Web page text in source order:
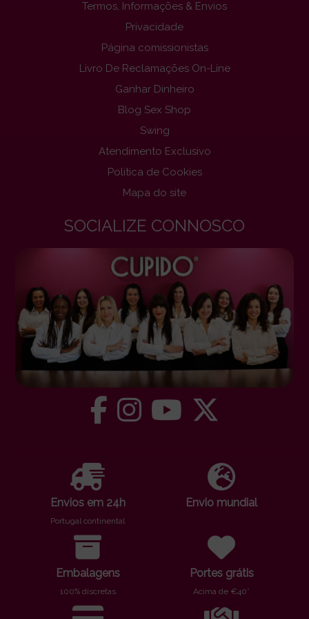
Termos, Informações & Envios
Privacidade
Página comissionistas
Livro De Reclamações On-Line
Ganhar Dinheiro
Blog Sex Shop
Swing
Atendimento Exclusivo
Politica de Cookies
Mapa do site
SOCIALIZE CONNOSCO
Envios em 24h
Portugal continental
Envio mundial
Embalagens
100% discretas
Portes grátis
Acima de €40*